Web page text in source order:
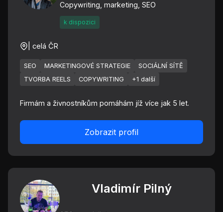
Copywriting, marketing, SEO
k dispozici
| celá ČR
SEO MARKETINGOVÉ STRATEGIE
SOCIÁLNÍ SÍTĚ
TVORBA REELS
COPYWRITING +1 další
Firmám a živnostníkům pomáhám jíž více jak 5 let.
Zobrazit profil
Vladimír Pilný